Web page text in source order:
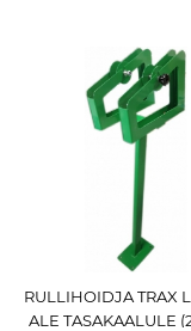
RULLIHOIDJA TRAX
ALE TASAKAALULE